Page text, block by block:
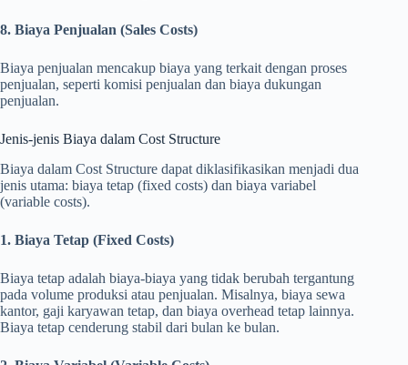
8. Biaya Penjualan (Sales Costs)
Biaya penjualan mencakup biaya yang terkait dengan proses
penjualan, seperti komisi penjualan dan biaya dukungan
penjualan.
Jenis-jenis Biaya dalam Cost Structure
Biaya dalam Cost Structure dapat diklasifikasikan menjadi dua
jenis utama: biaya tetap (fixed costs) dan biaya variabel
(variable costs).
1. Biaya Tetap (Fixed Costs)
Biaya tetap adalah biaya-biaya yang tidak berubah tergantung
pada volume produksi atau penjualan. Misalnya, biaya sewa
kantor, gaji karyawan tetap, dan biaya overhead tetap lainnya.
Biaya tetap cenderung stabil dari bulan ke bulan.